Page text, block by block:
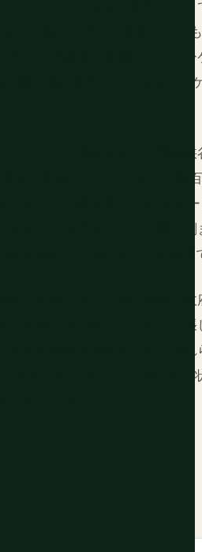
トマーケットは、世界のど
く、各ベンダーが通常一つの
ンの牛肉麺、士林ナイトマ
角に現れるカートのネギパン
ないものに開きます。太魯閣
的な景観の一つで、水の上数
ヒノキの森を通って2,216メ
イは、太平洋と山々の間に
が200以上含むほど山岳地帯
で重要です。台湾は独自の
台湾をその領土の一部と主張
際の地政学的現実です。そ
歓迎されます — が、旅行者は
扱います。